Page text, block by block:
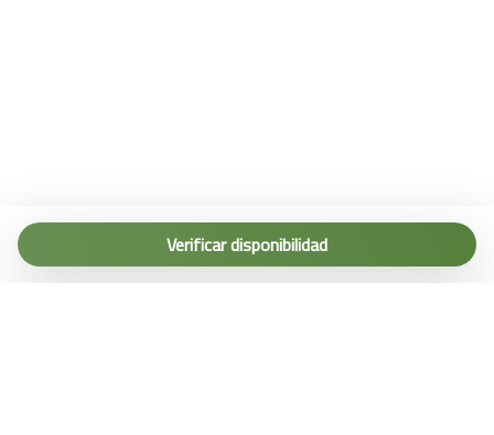
Verificar disponibilidad
Tel. (+39) 0187 1560067
info@terremarine.it
Scrivici su WhatsApp